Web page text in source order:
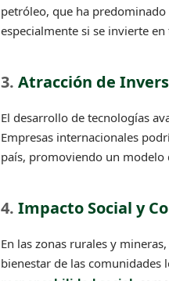
petróleo, que ha predominado
especialmente si se invierte
3. Atracción de
El desarrollo de tecnologías
Empresas internacionales
país, promoviendo un modelo
4. Impacto Social y
En las zonas rurales y
bienestar de las comunidades